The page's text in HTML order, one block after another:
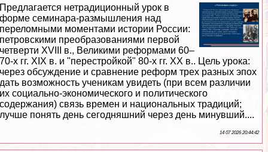
Предлагается нетрадиционный урок в
форме семинара-размышления над
переломными моментами истории России:
петровскими преобразованиями первой
четверти XVIII в., Великими реформами 60–
70-х гг. XIX в. и "перестройкой" 80-х гг. ХХ в.. Цель урока:
через обсуждение и сравнение реформ трех разных эпох
дать возможность ученикам увидеть (при всем различии
их социально-экономического и политического
содержания) связь времен и национальных традиций;
лучше понять день сегодняшний через день минувший....
14 07 2026 20:44:42